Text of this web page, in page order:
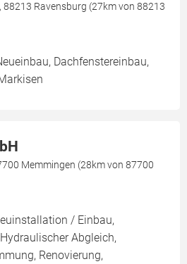
Ravensburg (27km von 88213
Dachfenstereinbau,
Memmingen (28km von 87700
/ Einbau,
Abgleich,
Renovierung,